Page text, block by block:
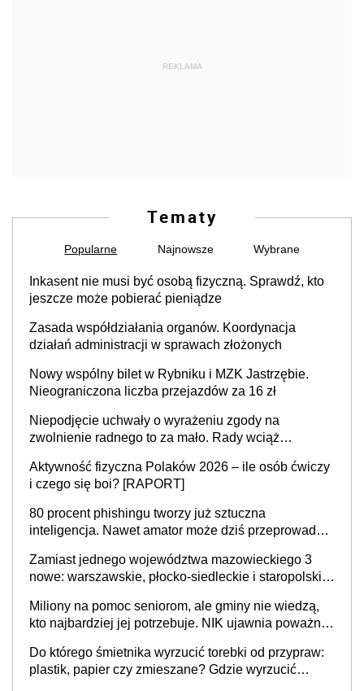
REKLAMA
Tematy
Popularne Najnowsze Wybrane
Inkasent nie musi być osobą fizyczną. Sprawdź, kto
jeszcze może pobierać pieniądze
Zasada współdziałania organów. Koordynacja
działań administracji w sprawach złożonych
Nowy wspólny bilet w Rybniku i MZK Jastrzębie.
Nieograniczona liczba przejazdów za 16 zł
Niepodjęcie uchwały o wyrażeniu zgody na
zwolnienie radnego to za mało. Rady wciąż
sprawy
Aktywność fizyczna Polaków 2026 – ile osób ćwiczy
i czego się boi? [RAPORT]
80 procent phishingu tworzy już sztuczna
inteligencja. Nawet amator może dziś przeprowadzić
Zamiast jednego województwa mazowieckiego 3
nowe: warszawskie, płocko-siedleckie i staropolskie.
stołecznych
Miliony na pomoc seniorom, ale gminy nie wiedzą,
kto najbardziej jej potrzebuje. NIK ujawnia poważną
Do którego śmietnika wyrzucić torebki od przypraw:
plastik, papier czy zmieszane? Gdzie wyrzucić